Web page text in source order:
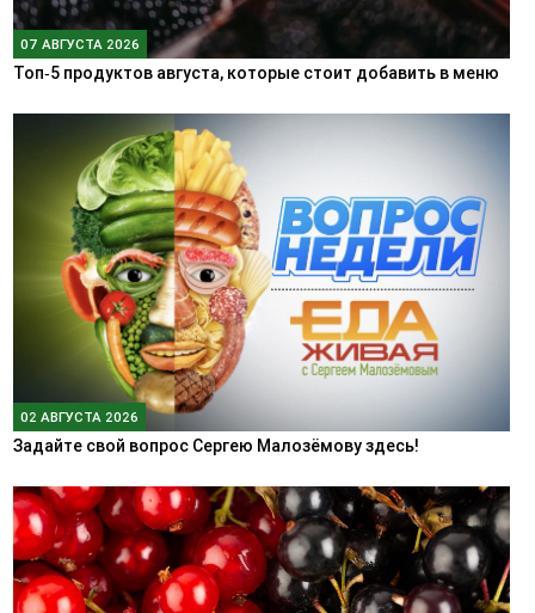
07 АВГУСТА 2026
Топ‑5 продуктов августа, которые стоит добавить в меню
02 АВГУСТА 2026
Задайте свой вопрос Сергею Малозёмову здесь!